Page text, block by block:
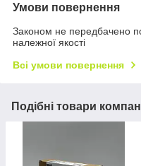
Умови повернення
Законом не передбачено
належної якості
Всі умови повернення
Подібні товари